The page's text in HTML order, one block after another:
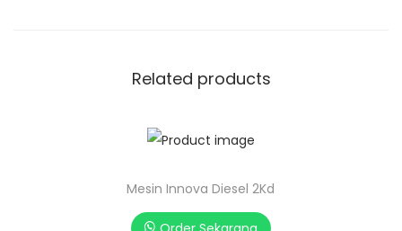
Related products
Mesin Innova Diesel 2Kd